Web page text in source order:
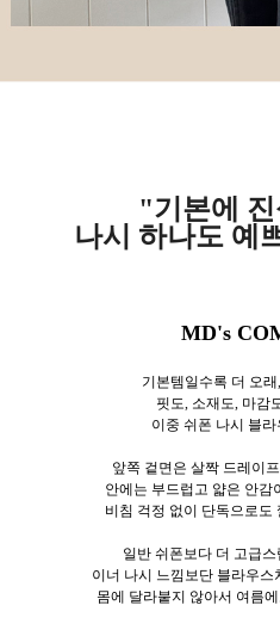
"기본에
나시 하나도 예
MD's
기본템일수록 더 오
핏도, 소재도, 마감
이중 쉬폰 나시 블
앞쪽 겉면은 살짝 드레이
안에는 부드럽고 얇은 안감
비침 걱정 없이 단독으로도
일반 쉬폰보다 더 고급
이너 나시 느낌보단 블라우
몸에 달라붙지 않아서 여름